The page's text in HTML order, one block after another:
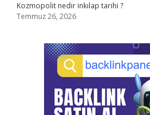
Kozmopolit nedir inkılap tarihi ?
Temmuz 26, 2026